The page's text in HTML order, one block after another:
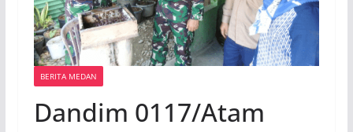
BERITA MEDAN
Dandim 0117/Atam